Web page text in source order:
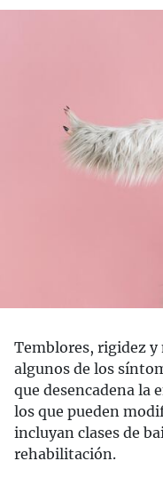
Temblores, rigidez
algunos de los
que desencadena la
los que pueden
incluyan clases de
rehabilitación.